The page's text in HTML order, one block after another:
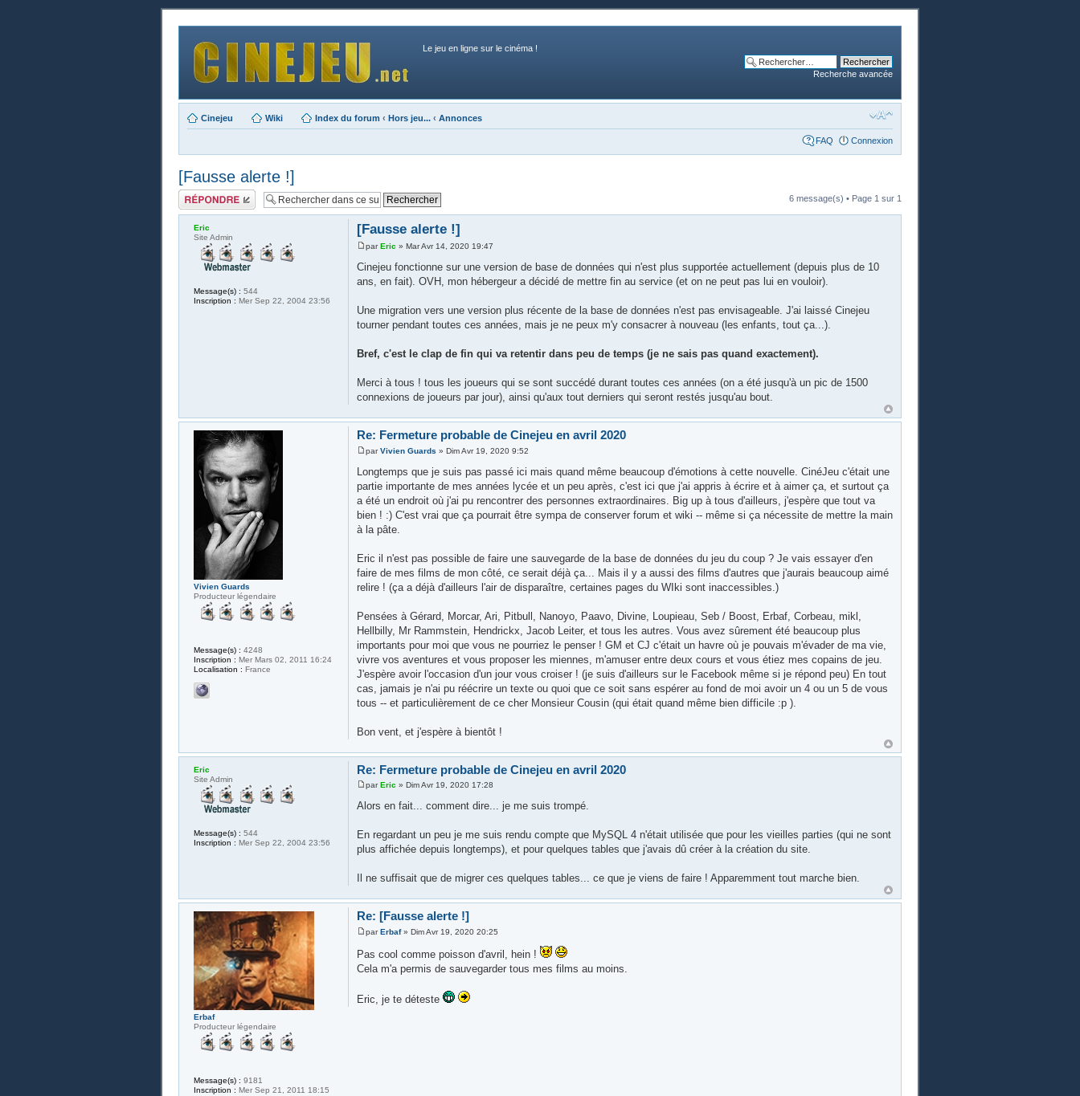
Le jeu en ligne sur le cinéma !
Recherche avancée
Cinejeu Wiki Index du forum ‹ Hors jeu... ‹ Annonces
FAQ Connexion
[Fausse alerte !]
Publier une
réponse
6 message(s) • Page 1 sur 1
[Fausse alerte !]
parEric » Mar Avr 14, 2020 19:47
Cinejeu fonctionne sur une version de base de données qui n'est plus supportée actuellement (depuis plus de 10
ans, en fait). OVH, mon hébergeur a décidé de mettre fin au service (et on ne peut pas lui en vouloir).
Une migration vers une version plus récente de la base de données n'est pas envisageable. J'ai laissé Cinejeu
tourner pendant toutes ces années, mais je ne peux m'y consacrer à nouveau (les enfants, tout ça...).
Bref, c'est le clap de fin qui va retentir dans peu de temps (je ne sais pas quand exactement).
Merci à tous ! tous les joueurs qui se sont succédé durant toutes ces années (on a été jusqu'à un pic de 1500
connexions de joueurs par jour), ainsi qu'aux tout derniers qui seront restés jusqu'au bout.
Eric
Site Admin
Message(s) : 544
Inscription : Mer Sep 22, 2004 23:56
Re: Fermeture probable de Cinejeu en avril 2020
parVivien Guards » Dim Avr 19, 2020 9:52
Longtemps que je suis pas passé ici mais quand même beaucoup d'émotions à cette nouvelle. CinéJeu c'était une
partie importante de mes années lycée et un peu après, c'est ici que j'ai appris à écrire et à aimer ça, et surtout ça
a été un endroit où j'ai pu rencontrer des personnes extraordinaires. Big up à tous d'ailleurs, j'espère que tout va
bien ! :) C'est vrai que ça pourrait être sympa de conserver forum et wiki -- même si ça nécessite de mettre la main
à la pâte.
Eric il n'est pas possible de faire une sauvegarde de la base de données du jeu du coup ? Je vais essayer d'en
faire de mes films de mon côté, ce serait déjà ça... Mais il y a aussi des films d'autres que j'aurais beaucoup aimé
relire ! (ça a déjà d'ailleurs l'air de disparaître, certaines pages du WIki sont inaccessibles.)
Pensées à Gérard, Morcar, Ari, Pitbull, Nanoyo, Paavo, Divine, Loupieau, Seb / Boost, Erbaf, Corbeau, mikl,
Hellbilly, Mr Rammstein, Hendrickx, Jacob Leiter, et tous les autres. Vous avez sûrement été beaucoup plus
importants pour moi que vous ne pourriez le penser ! GM et CJ c'était un havre où je pouvais m'évader de ma vie,
vivre vos aventures et vous proposer les miennes, m'amuser entre deux cours et vous étiez mes copains de jeu.
J'espère avoir l'occasion d'un jour vous croiser ! (je suis d'ailleurs sur le Facebook même si je répond peu) En tout
cas, jamais je n'ai pu réécrire un texte ou quoi que ce soit sans espérer au fond de moi avoir un 4 ou un 5 de vous
tous -- et particulièrement de ce cher Monsieur Cousin (qui était quand même bien difficile :p ).
Bon vent, et j'espère à bientôt !
Vivien Guards
Producteur légendaire
Message(s) : 4248
Inscription : Mer Mars 02, 2011 16:24
Localisation : France
Re: Fermeture probable de Cinejeu en avril 2020
parEric » Dim Avr 19, 2020 17:28
Alors en fait... comment dire... je me suis trompé.
En regardant un peu je me suis rendu compte que MySQL 4 n'était utilisée que pour les vieilles parties (qui ne sont
plus affichée depuis longtemps), et pour quelques tables que j'avais dû créer à la création du site.
Il ne suffisait que de migrer ces quelques tables... ce que je viens de faire ! Apparemment tout marche bien.
Eric
Site Admin
Message(s) : 544
Inscription : Mer Sep 22, 2004 23:56
Re: [Fausse alerte !]
parErbaf» Dim Avr 19, 2020 20:25
Pas cool comme poisson d'avril, hein !
Cela m'a permis de sauvegarder tous mes films au moins.
Eric, je te déteste
Erbaf
Producteur légendaire
Message(s) : 9181
Inscription : Mer Sep 21, 2011 18:15